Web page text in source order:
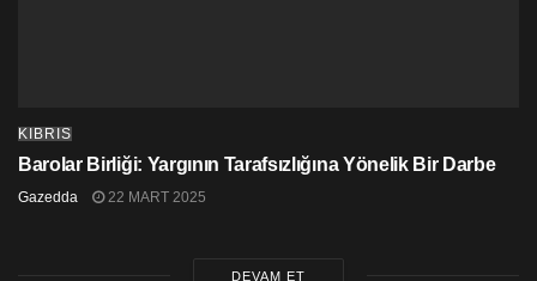
KIBRIS
Barolar Birliği: Yargının Tarafsızlığına Yönelik Bir Darbe
Gazedda 22 MART 2025
DEVAM ET